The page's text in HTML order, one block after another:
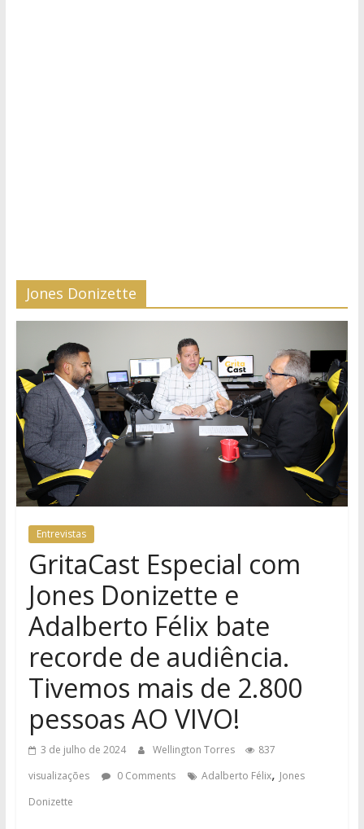
Jones Donizette
Entrevistas
GritaCast Especial com
Jones Donizette e
Adalberto Félix bate
recorde de audiência.
Tivemos mais de 2.800
pessoas AO VIVO!
3 de julho de 2024 Wellington Torres
837
visualizações
0 Comments Adalberto Félix, Jones
Donizette